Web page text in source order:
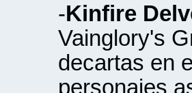
-Kinfire
Vainglory's
decartas en
personajes